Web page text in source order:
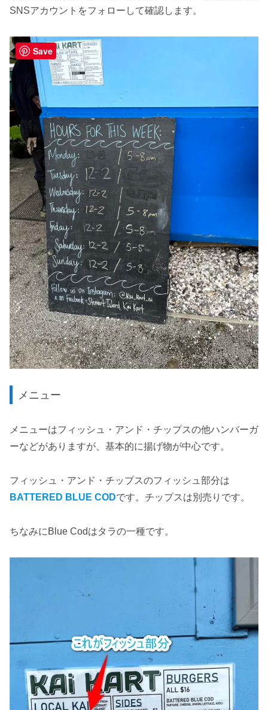
SNSアカウントをフォローして確認します。
メニュー
メニューはフィッシュ・アンド・チップスの他ハンバーガ
ーなどがありますが、基本的に揚げ物が中心です。
フィッシュ・アンド・チップスのフィッシュ部分は
BATTERED BLUE CODです。チップスは別売りです。
ちなみにBlue Codはタラの一種です。
Save